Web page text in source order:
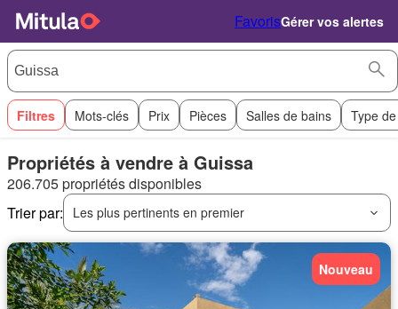
FavorisGérer vos alertes
Filtres Mots-clés Prix Pièces Salles de bains Type
Propriétés à vendre à Guissa
206.705 propriétés disponibles
Trier par:
Les plus pertinents en premier
Nouveau